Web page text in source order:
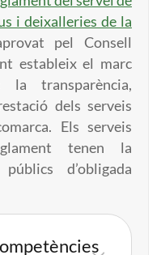
i deixalleries de la
pel Consell
estableix el marc
la transparència,
dels serveis
Els serveis
tenen la
d’obligada